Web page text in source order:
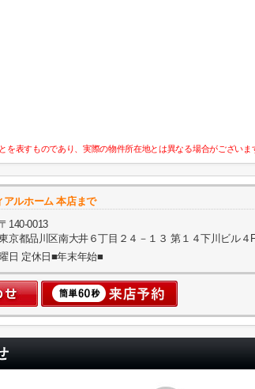
表すものであり、実際の物件所在地とは異なる場合がございま
アルホーム 本店まで
140-0013
京都品川区南大井６丁目２４－１３ 第１４下川ビル４
日 定休日■年末年始■